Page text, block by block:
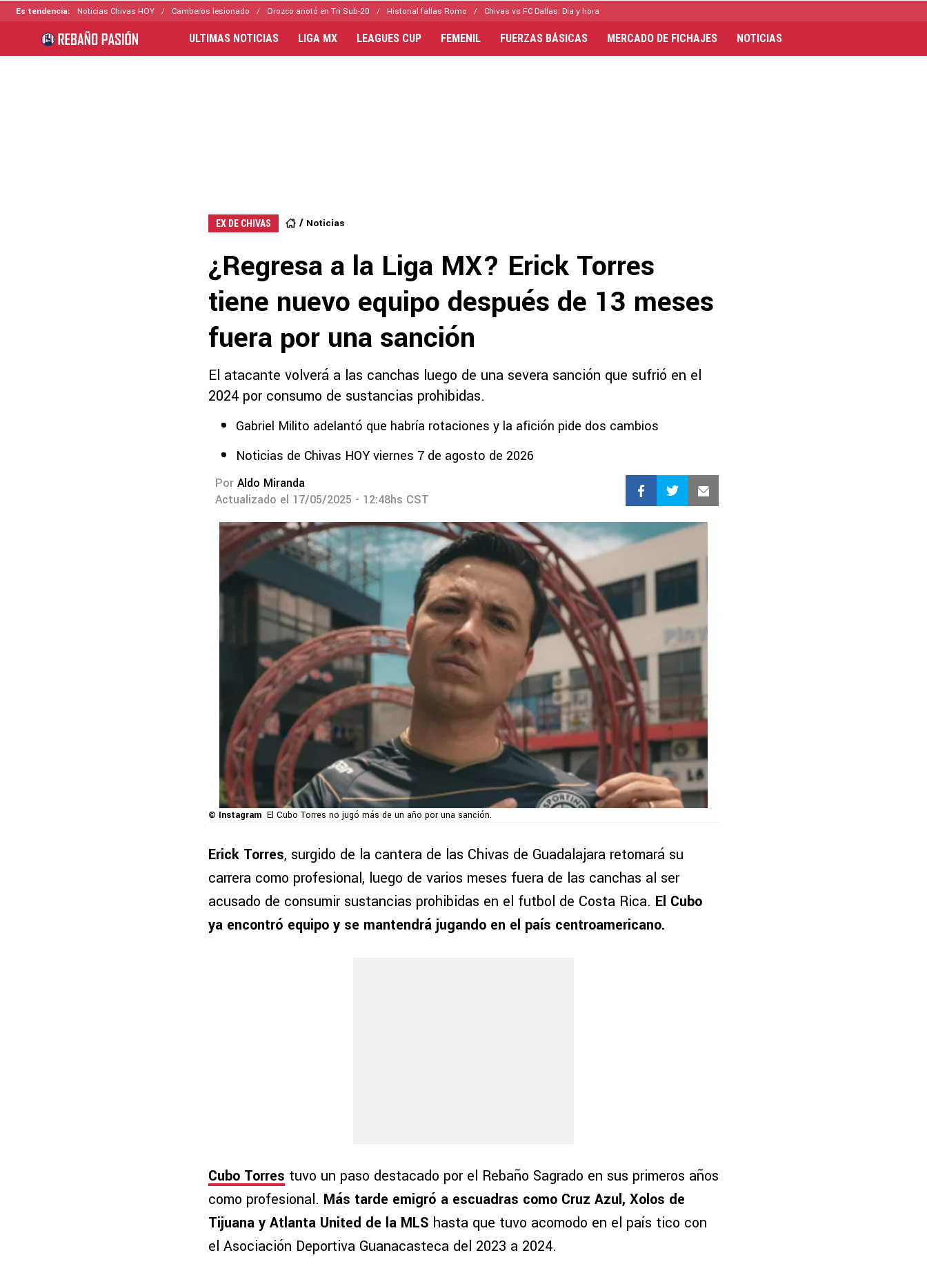
Es tendencia: Noticias Chivas HOY Camberos lesionado Orozco anotó en Tri Sub-20 Historial fallas Romo Chivas vs FC Dallas: Día y hora
ULTIMAS NOTICIAS LIGA MX LEAGUES CUP FEMENIL FUERZAS BÁSICAS MERCADO DE FICHAJES NOTICIAS
EX DE CHIVAS Noticias
¿Regresa a la Liga MX? Erick Torres
tiene nuevo equipo después de 13 meses
fuera por una sanción
El atacante volverá a las canchas luego de una severa sanción que sufrió en el
2024 por consumo de sustancias prohibidas.
Gabriel Milito adelantó que habría rotaciones y la afición pide dos cambios
Noticias de Chivas HOY viernes 7 de agosto de 2026
Por Aldo Miranda
Actualizado el 17/05/2025 - 12:48hs CST
© Instagram El Cubo Torres no jugó más de un año por una sanción.
Erick Torres, surgido de la cantera de las Chivas de Guadalajara retomará su
carrera como profesional, luego de varios meses fuera de las canchas al ser
acusado de consumir sustancias prohibidas en el futbol de Costa Rica. El Cubo
ya encontró equipo y se mantendrá jugando en el país centroamericano.
Cubo Torres tuvo un paso destacado por el Rebaño Sagrado en sus primeros años
como profesional. Más tarde emigró a escuadras como Cruz Azul, Xolos de
Tijuana y Atlanta United de la MLS hasta que tuvo acomodo en el país tico con
el Asociación Deportiva Guanacasteca del 2023 a 2024.